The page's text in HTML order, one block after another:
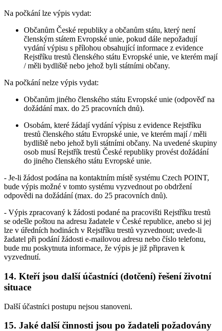
Na počkání lze výpis vydat:
Občanům České republiky a občanům státu, který není
členským státem Evropské unie, pokud dále nepožadují
vydání výpisu s přílohou obsahující informace z evidence
Rejstříku trestů členského státu Evropské unie, ve kterém mají
/ měli bydliště nebo jehož byli státními občany.
Na počkání nelze výpis vydat:
Občanům jiného členského státu Evropské unie (odpověď na
dožádání max. do 25 pracovních dnů).
Osobám, které žádají vydání výpisu z evidence Rejstříku
trestů členského státu Evropské unie, ve kterém mají / měli
bydliště nebo jehož byli státními občany. Na uvedené skupiny
osob musí Rejstřík trestů České republiky provést dožádání
do jiného členského státu Evropské unie.
- Je-li žádost podána na kontaktním místě systému Czech POINT,
bude výpis možné v tomto systému vyzvednout po obdržení
odpovědi na dožádání (max. do 25 pracovních dnů).
- Výpis zpracovaný k žádosti podané na pracovišti Rejstříku trestů
se odešle poštou na adresu žadatele v České republice, anebo si jej
lze v úředních hodinách v Rejstříku trestů vyzvednout; uvede-li
žadatel při podání žádosti e-mailovou adresu nebo číslo telefonu,
bude mu poskytnuta informace, že výpis je již připraven k
vyzvednutí.
14. Kteří jsou další účastníci (dotčení) řešení životní
situace
Další účastníci postupu nejsou stanoveni.
15. Jaké další činnosti jsou po žadateli požadovány